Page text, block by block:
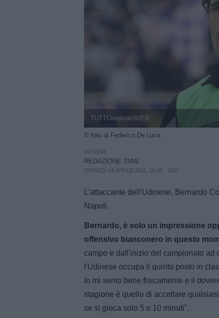
TUTTOmercatoWEB
© foto di Federico De Luca
AUTORE
REDAZIONE TMW.
GIOVEDÌ 14 APRILE 2011, 16:25 2011
L'attaccante dell'Udinese, Bernardo
Napoli.
Bernardo, è solo un impressione
offensivo bianconero in questo
campo e dall'inizio del campionato ad
l'Udinese occupa il quinto posto in
Io mi sento bene fisicamente e il
stagione è quello di accettare
se si gioca solo 5 o 10 minuti".